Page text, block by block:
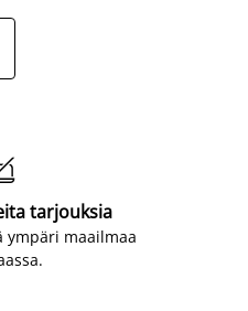
tarjouksia
ympäri maailmaa